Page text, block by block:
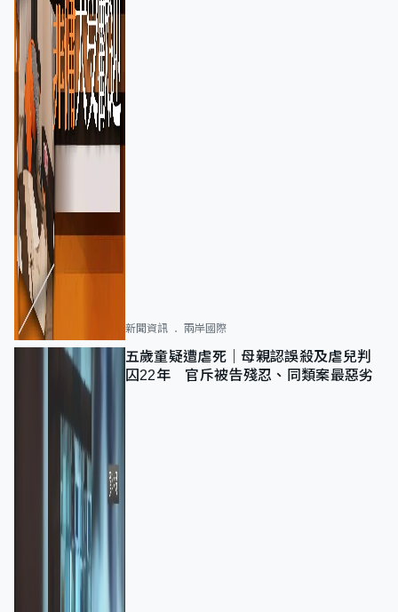
新聞資訊 兩岸國際
五歲童疑遭虐死｜母親認誤殺及虐兒判
囚22年 官斥被告殘忍、同類案最惡劣